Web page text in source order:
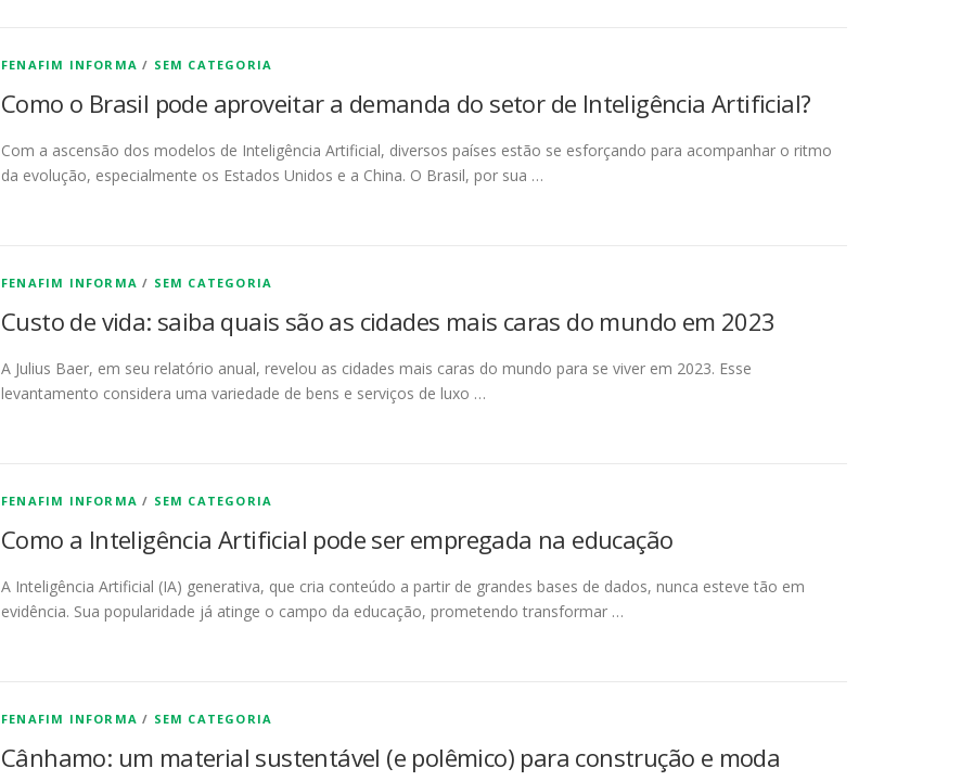
FENAFIM INFORMA / SEM CATEGORIA
Como o Brasil pode aproveitar a demanda do setor de Inteligência Artificial?
Com a ascensão dos modelos de Inteligência Artificial, diversos países estão se esforçando para acompanhar o ritmo
da evolução, especialmente os Estados Unidos e a China. O Brasil, por sua …
FENAFIM INFORMA / SEM CATEGORIA
Custo de vida: saiba quais são as cidades mais caras do mundo em 2023
A Julius Baer, em seu relatório anual, revelou as cidades mais caras do mundo para se viver em 2023. Esse
levantamento considera uma variedade de bens e serviços de luxo …
FENAFIM INFORMA / SEM CATEGORIA
Como a Inteligência Artificial pode ser empregada na educação
A Inteligência Artificial (IA) generativa, que cria conteúdo a partir de grandes bases de dados, nunca esteve tão em
evidência. Sua popularidade já atinge o campo da educação, prometendo transformar …
FENAFIM INFORMA / SEM CATEGORIA
Cânhamo: um material sustentável (e polêmico) para construção e moda